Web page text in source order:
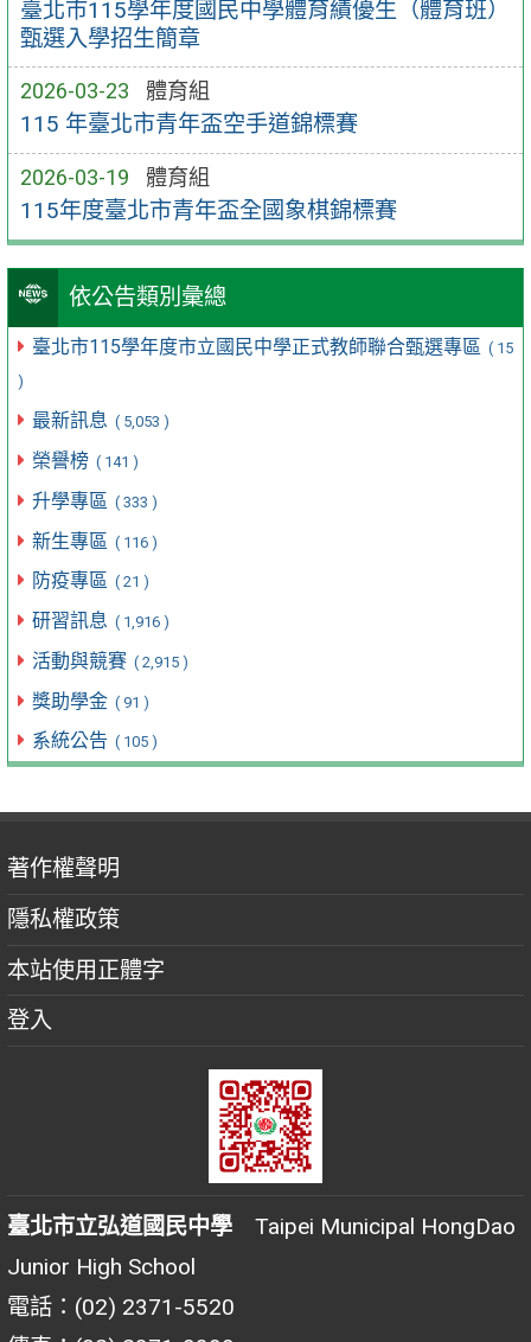
臺北市115學年度國民中學體育績優生（體育班）
甄選入學招生簡章
2026-03-23 體育組
115 年臺北市青年盃空手道錦標賽
2026-03-19 體育組
115年度臺北市青年盃全國象棋錦標賽
依公告類別彙總
臺北市115學年度市立國民中學正式教師聯合甄選專區 ( 15
)
最新訊息 ( 5,053 )
榮譽榜 ( 141 )
升學專區 ( 333 )
新生專區 ( 116 )
防疫專區 ( 21 )
研習訊息 ( 1,916 )
活動與競賽 ( 2,915 )
獎助學金 ( 91 )
系統公告 ( 105 )
著作權聲明
隱私權政策
本站使用正體字
登入
臺北市立弘道國民中學 Taipei Municipal HongDao
Junior High School
電話：(02) 2371-5520